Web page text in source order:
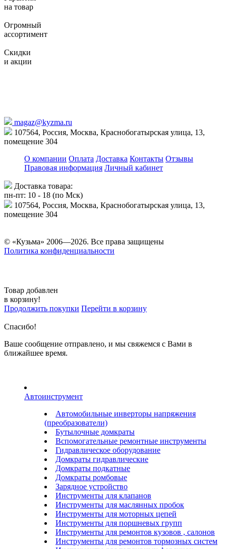
на товар
Огромный
ассортимент
Скидки
и акции
magaz@kyzma.ru
107564, Россия, Москва, Краснобогатырская улица, 13,
помещение 304
О компании Оплата Доставка Контакты Отзывы
Правовая информация Личный кабинет
Доставка товара:
пн-пт: 10 - 18 (по Мск)
107564, Россия, Москва, Краснобогатырская улица, 13,
помещение 304
© «Кузьма» 2006—2026. Все права защищены
Политика конфиденциальности
Товар добавлен
в корзину!
Продолжить покупки Перейти в корзину
Спасибо!
Ваше сообщение отправлено, и мы свяжемся с Вами в
ближайшее время.
Автоинструмент
Автомобильные инверторы напряжения
(преобразователи)
Бутылочные домкраты
Вспомогательные ремонтные инструменты
Гидравлическое оборудование
Домкраты гидравлические
Домкраты подкатные
Домкраты ромбовые
Зарядное устройство
Инструменты для клапанов
Инструменты для маслянных пробок
Инструменты для моторных цепей
Инструменты для поршневых групп
Инструменты для ремонтов кузовов , салонов
Инструменты для ремонтов тормозных систем